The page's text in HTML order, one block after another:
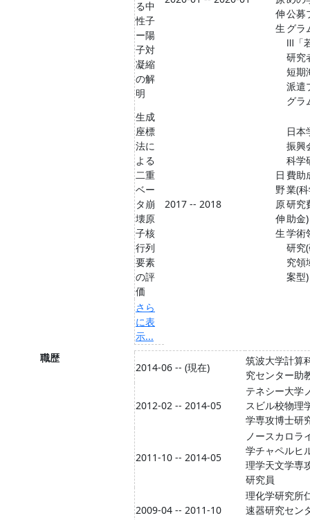
る中
性子
ー陽
子対
凝縮
の解
明
伸
生
公募
グラ
Ⅲ「
研究
短期
派遣
グラ
生成
座標
法に
よる
二重
ベー
タ崩
壊原
子核
行列
要素
の評
価
2017 -- 2018
日
野
原
伸
生
日本
振興
科学
費助
業(
研究
助金
学術
研究
究領
案型)
さら
に表
示...
職歴
2014-06 -- (現在)
筑波大学計算
究センター助
2012-02 -- 2014-05
テネシー大学
スビル校物理
学専攻博士研
2011-10 -- 2014-05
ノースカロラ
学チャペルヒ
理学天文学専
研究員
2009-04 -- 2011-10
理化学研究所
速器研究セン